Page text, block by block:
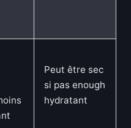
Peut être sec
si pas enough
hydratant